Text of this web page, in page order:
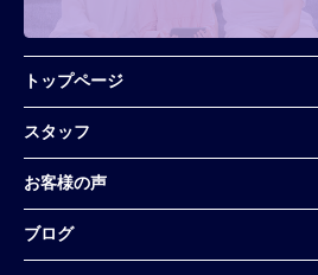
トップページ
スタッフ
お客様の声
ブログ